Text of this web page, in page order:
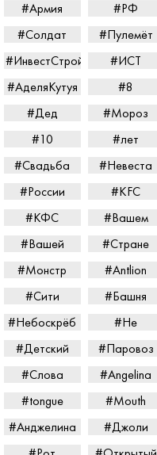
#Армия
#РФ
#Солдат
#Пулемёт
#ИнвестСтройТорг
#ИСТ
#АделяКутуя
#8
#Дед
#Мороз
#10
#лет
#Свадьба
#Невеста
#России
#KFC
#КФС
#Вашем
#Вашей
#Стране
#Монстр
#Antlion
#Сити
#Башня
#Небоскрёб
#Не
#Детский
#Паровоз
#Слова
#Angelina
#tongue
#Mouth
#Анджелина
#Джоли